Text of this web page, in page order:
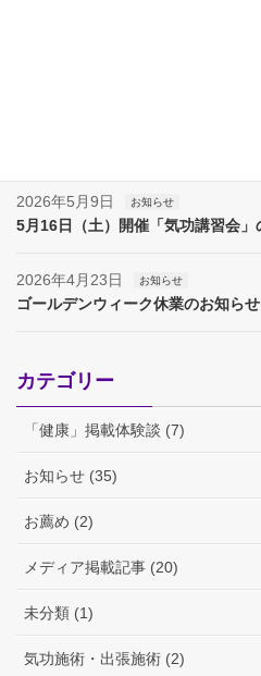
2026年5月9日 お知らせ
5月16日（土）開催「気功講習会
2026年4月23日 お知らせ
ゴールデンウィーク休業のお知らせ
カテゴリー
「健康」掲載体験談 (7)
お知らせ (35)
お薦め (2)
メディア掲載記事 (20)
未分類 (1)
気功施術・出張施術 (2)